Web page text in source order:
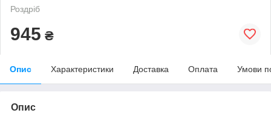
Роздріб
945 ₴
Опис Характеристики Доставка Оплата Умови
Опис